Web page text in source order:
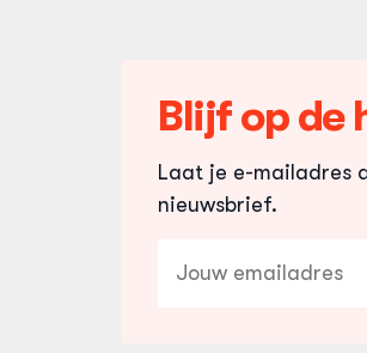
Blijf op de
Laat je e-mailadres
nieuwsbrief.
mailadres